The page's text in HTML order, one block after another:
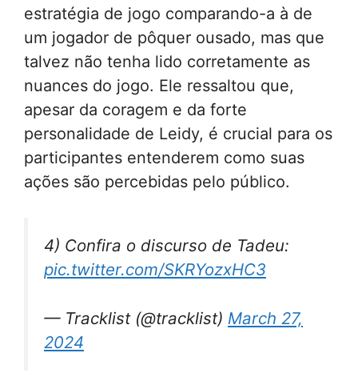
estratégia de jogo comparando-a à de
um jogador de pôquer ousado, mas que
talvez não tenha lido corretamente as
nuances do jogo. Ele ressaltou que,
apesar da coragem e da forte
personalidade de Leidy, é crucial para os
participantes entenderem como suas
ações são percebidas pelo público.
4) Confira o discurso de Tadeu:
pic.twitter.com/SKRYozxHC3
— Tracklist (@tracklist) March 27,
2024